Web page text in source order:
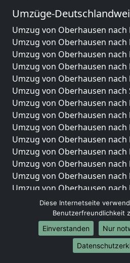
Umzüge-
Umzug von Oberhausen nach
Umzug von Oberhausen
Umzug von Oberhausen nach
Umzug von Oberhausen nach
Umzug von Oberhausen
Umzug von Oberhausen
Umzug von Oberhausen
Umzug von Oberhausen nach
Umzug von Oberhausen
Umzug von Oberhausen nach
Umzug von Oberhausen nach
Umzug von Oberhausen nach
Umzug von Oberhausen nach
Umzug von Oberhausen
Umzug von Oberhausen
Umzug von Oberhausen
Umzug von Oberhausen
Umzug von Oberhausen
Umzug von Oberhausen nach
Diese Internetseite
Benutzerfreundlichkeit
Einverstanden
Nur